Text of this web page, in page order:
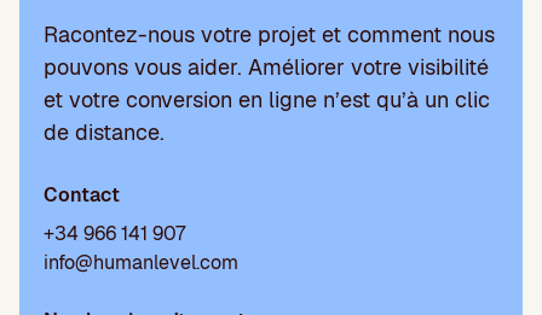
Racontez-nous votre projet et comment nous
pouvons vous aider. Améliorer votre visibilité
et votre conversion en ligne n’est qu’à un clic
de distance.
Contact
+34 966 141 907
info@humanlevel.com